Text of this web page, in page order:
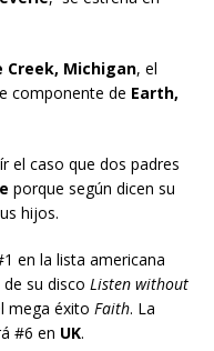
Creek, Michigan, el
componente de Earth,
el caso que dos padres
porque según dicen su
hijos.
en la lista americana
su disco Listen without
mega éxito Faith. La
#6 en UK.